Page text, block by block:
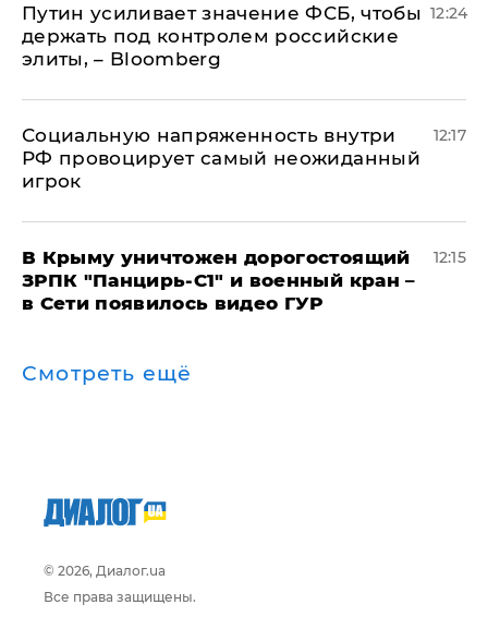
Путин усиливает значение ФСБ, чтобы
держать под контролем российские
элиты, – Bloomberg
12:24
Социальную напряженность внутри
РФ провоцирует самый неожиданный
игрок
12:17
В Крыму уничтожен дорогостоящий
ЗРПК "Панцирь-С1" и военный кран –
в Сети появилось видео ГУР
12:15
Смотреть ещё
© 2026, Диалог.ua
Все права защищены.